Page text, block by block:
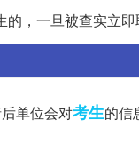
，一旦被查实立即
单位会对考生的信